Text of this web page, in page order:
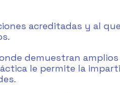
acreditadas y al
demuestran amplios
le permite la